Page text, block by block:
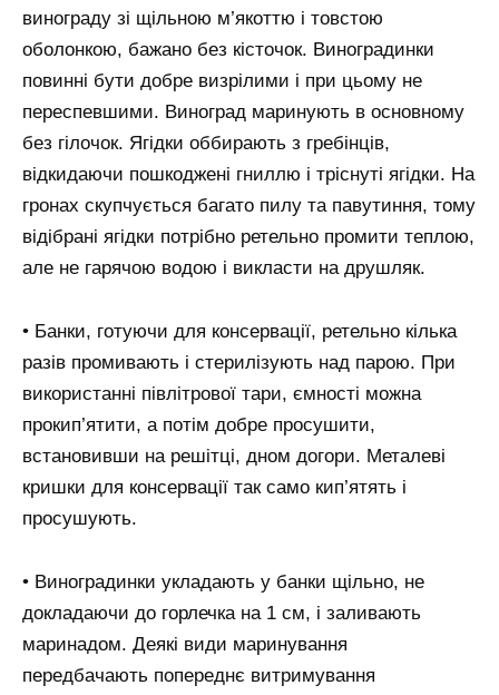
винограду зі щільною м’якоттю і товстою
оболонкою, бажано без кісточок. Виноградинки
повинні бути добре визрілими і при цьому не
переспевшими. Виноград маринують в основному
без гілочок. Ягідки оббирають з гребінців,
відкидаючи пошкоджені гниллю і тріснуті ягідки. На
гронах скупчується багато пилу та павутиння, тому
відібрані ягідки потрібно ретельно промити теплою,
але не гарячою водою і викласти на друшляк.
• Банки, готуючи для консервації, ретельно кілька
разів промивають і стерилізують над парою. При
використанні півлітрової тари, ємності можна
прокип’ятити, а потім добре просушити,
встановивши на решітці, дном догори. Металеві
кришки для консервації так само кип’ятять і
просушують.
• Виноградинки укладають у банки щільно, не
докладаючи до горлечка на 1 см, і заливають
маринадом. Деякі види маринування
передбачають попереднє витримування